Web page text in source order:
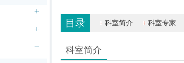
目录 科室简介 科室专家
科室简介